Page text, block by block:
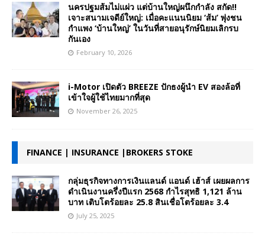
นครปฐมส้มไม่แผ่ว แต่บ้านใหญ่ผนึกกำลัง สกัด!!
เจาะสนามเจดีย์ใหญ่: เมื่อคะแนนนิยม ‘ส้ม’ พุ่งชน
กำแพง ‘บ้านใหญ่’ ในวันที่สายอนุรักษ์นิยมเลิกรบ
กันเอง
February 10, 2026
i-Motor เปิดตัว BREEZE ปักธงผู้นำ EV สองล้อที่
เข้าใจผู้ใช้ไทยมากที่สุด
November 26, 2025
FINANCE | INSURANCE |BROKERS STOKE
กลุ่มธุรกิจทางการเงินแลนด์ แอนด์ เฮ้าส์ เผยผลการ
ดำเนินงานครึ่งปีแรก 2568 กำไรสุทธิ 1,121 ล้าน
บาท เติบโตร้อยละ 25.8 สินเชื่อโตร้อยละ 3.4
July 25, 2025